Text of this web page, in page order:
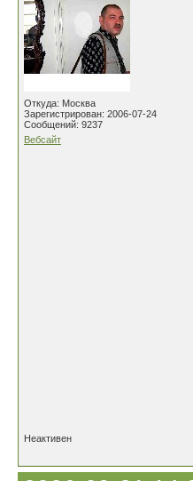
Откуда: Москва
Зарегистрирован: 2006-07-24
Сообщений: 9237
Вебсайт
Неактивен